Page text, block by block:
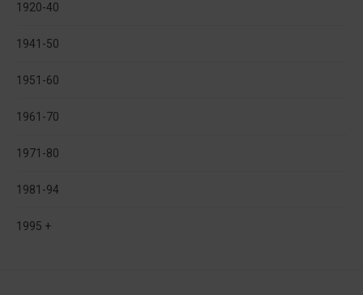
1920-40
1941-50
1951-60
1961-70
1971-80
1981-94
1995 +